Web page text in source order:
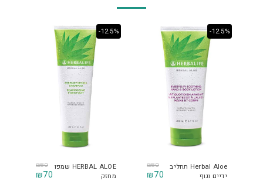
-12.5%
Herbal Aloe תחליב
ידיים וגוף
₪80
₪70
-12.5%
HERBAL ALOE שמפו
מחזק
₪80
₪70